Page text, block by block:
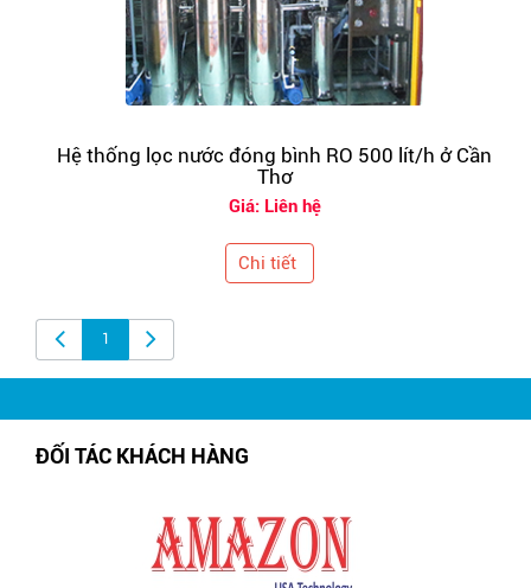
Hệ thống lọc nước đóng bình RO 500 lít/h ở Cần
Thơ
Giá: Liên hệ
Chi tiết
1
ĐỐI TÁC KHÁCH HÀNG